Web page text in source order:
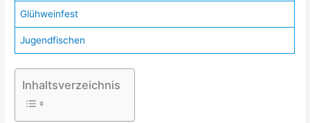
Glühweinfest
Jugendfischen
Inhaltsverzeichnis